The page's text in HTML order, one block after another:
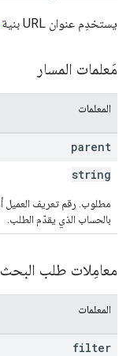
يستخدِم عنوان URL بنية
مَعلمات المسار
المعلمات
parent
string
بالحساب الذي يقدّم الطلب.
معامِلات طلب البحث
المعلمات
filter